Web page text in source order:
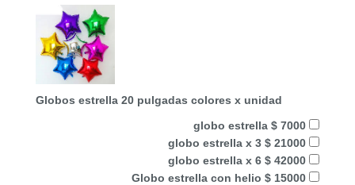
Globos estrella 20 pulgadas colores x unidad
globo estrella $ 7000
globo estrella x 3 $ 21000
globo estrella x 6 $ 42000
Globo estrella con helio $ 15000